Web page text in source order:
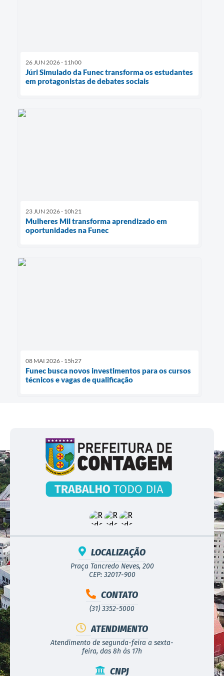
26 JUN 2026 - 11h00
Júri Simulado da Funec transforma os estudantes
em protagonistas de debates sociais
23 JUN 2026 - 10h21
Mulheres Mil transforma aprendizado em
oportunidades na Funec
08 MAI 2026 - 15h27
Funec busca novos investimentos para os cursos
técnicos e vagas de qualificação
LOCALIZAÇÃO
Praça Tancredo Neves, 200
CEP: 32017-900
CONTATO
(31) 3352-5000
ATENDIMENTO
Atendimento de segunda-feira a sexta-
feira, das 8h às 17h
CNPJ